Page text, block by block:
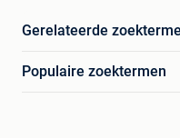
Gerelateerde
Populaire zoektermen